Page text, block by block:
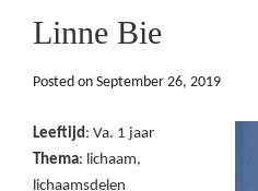
Linne Bie
Posted on September 26, 2019
Leeftijd: Va. 1 jaar
Thema: lichaam,
lichaamsdelen